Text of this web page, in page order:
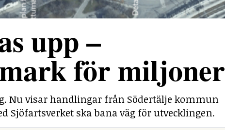
upp –
för miljoner
Nu visar handlingar från Södertälje kommun
ska bana väg för utvecklingen.